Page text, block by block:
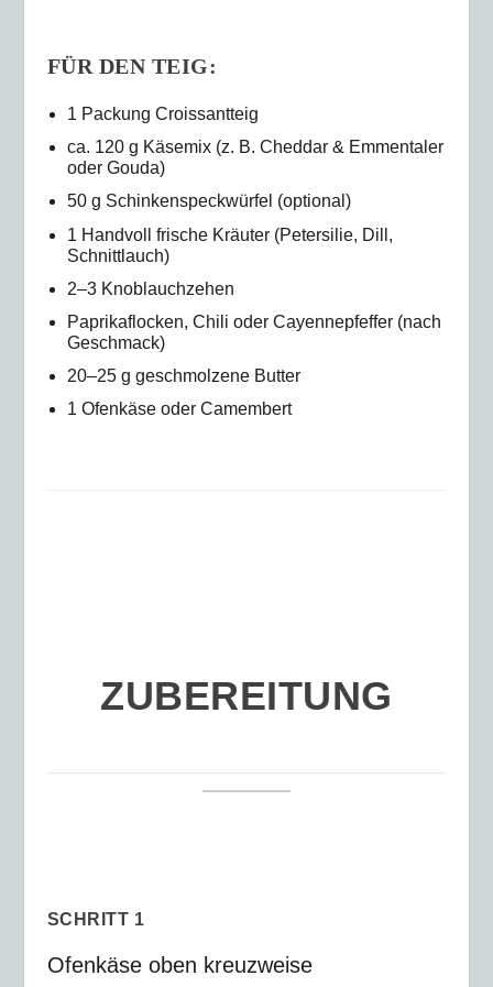
FÜR DEN TEIG:
1 Packung Croissantteig
ca. 120 g Käsemix (z. B. Cheddar & Emmentaler
oder Gouda)
50 g Schinkenspeckwürfel (optional)
1 Handvoll frische Kräuter (Petersilie, Dill,
Schnittlauch)
2–3 Knoblauchzehen
Paprikaflocken, Chili oder Cayennepfeffer (nach
Geschmack)
20–25 g geschmolzene Butter
1 Ofenkäse oder Camembert
ZUBEREITUNG
SCHRITT 1
Ofenkäse oben kreuzweise